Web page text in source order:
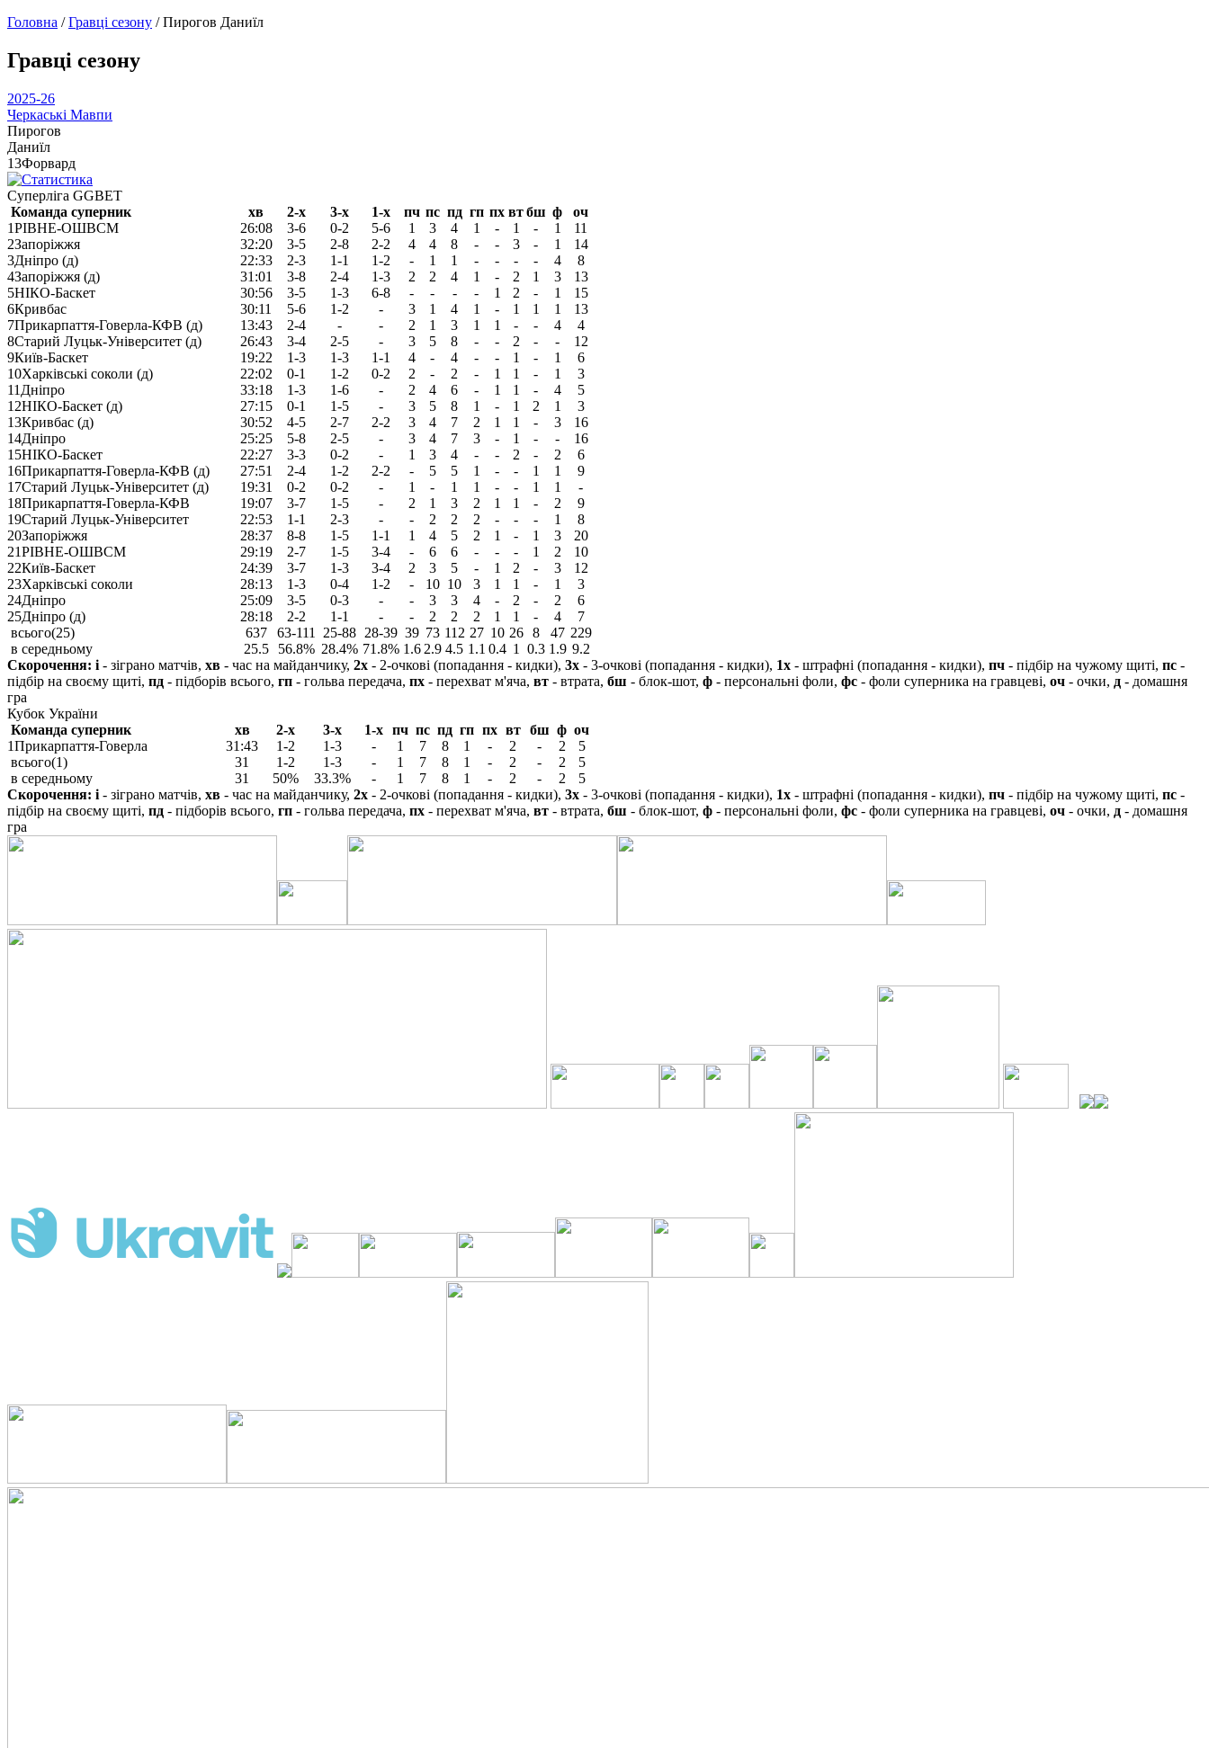
Головна /Гравці сезону /Пирогов Даниїл
Гравці сезону
2025-26
Черкаські Мавпи
Пирогов
Даниїл
13Форвард
Cуперліга GGBET
Команда суперник
хв 2-х 3-х 1-х пч пс пд гп пх втбш ф
оч
1РІВНЕ-ОШВСМ 26:08 3-6 0-2 5-6 1 3 4 1 - 1 - 1
11
2Запоріжжя 32:20 3-5 2-8 2-2 4 4 8 - - 3 - 1
14
3Дніпро (д) 22:33 2-3 1-1 1-2 - 1 1 - - - - 4
8
4Запоріжжя (д) 31:01 3-8 2-4 1-3 2 2 4 1 - 2 1 3
13
5НІКО-Баскет 30:56 3-5 1-3 6-8 - - - - 1 2 - 1
15
6Кривбас 30:11 5-6 1-2 - 3 1 4 1 - 1 1 1
13
7Прикарпаття-Говерла-КФВ (д) 13:43 2-4 - - 2 1 3 1 1 - - 4
4
8Старий Луцьк-Університет (д) 26:43 3-4 2-5 - 3 5 8 - - 2 - -
12
9Київ-Баскет 19:22 1-3 1-3 1-1 4 - 4 - - 1 - 1
6
10Харківські соколи (д) 22:02 0-1 1-2 0-2 2 - 2 - 1 1 - 1
3
11 Дніпро 33:18 1-3 1-6 - 2 4 6 - 1 1 - 4
5
12НІКО-Баскет (д) 27:15 0-1 1-5 - 3 5 8 1 - 1 2 1
3
13Кривбас (д) 30:52 4-5 2-7 2-2 3 4 7 2 1 1 - 3
16
14Дніпро 25:25 5-8 2-5 - 3 4 7 3 - 1 - -
16
15НІКО-Баскет 22:27 3-3 0-2 - 1 3 4 - - 2 - 2
6
16Прикарпаття-Говерла-КФВ (д) 27:51 2-4 1-2 2-2 - 5 5 1 - - 1 1
9
17Старий Луцьк-Університет (д) 19:31 0-2 0-2 - 1 - 1 1 - - 1 1
-
18Прикарпаття-Говерла-КФВ 19:07 3-7 1-5 - 2 1 3 2 1 1 - 2
9
19Старий Луцьк-Університет 22:53 1-1 2-3 - - 2 2 2 - - - 1
8
20Запоріжжя 28:37 8-8 1-5 1-1 1 4 5 2 1 - 1 3
20
21РІВНЕ-ОШВСМ 29:19 2-7 1-5 3-4 - 6 6 - - - 1 2
10
22Київ-Баскет 24:39 3-7 1-3 3-4 2 3 5 - 1 2 - 3
12
23Харківські соколи 28:13 1-3 0-4 1-2 - 10 10 3 1 1 - 1
3
24Дніпро 25:09 3-5 0-3 - - 3 3 4 - 2 - 2
6
25Дніпро (д) 28:18 2-2 1-1 - - 2 2 2 1 1 - 4
7
всього(25)
637 63-111 25-88 28-39 39 73 112 27 10 26 8 47 229
в середньому
25.5 56.8% 28.4% 71.8% 1.6 2.9 4.5 1.1 0.4 1 0.3 1.9 9.2
Скорочення: і - зіграно матчів, хв - час на майданчику, 2х - 2-очкові (попадання - кидки), 3х - 3-очкові (попадання - кидки), 1х - штрафні (попадання - кидки), пч - підбір на чужому щиті, пс -
підбір на своєму щиті, пд - підборів всього, гп - гольва передача, пх - перехват м'яча, вт - втрата, бш - блок-шот, ф - персональні фоли, фс - фоли суперника на гравцеві, оч - очки, д - домашня
гра
Кубок України
Команда суперник
хв 2-х 3-х 1-х пч пс пд гп пх вт бш ф оч
1Прикарпаття-Говерла 31:43 1-2 1-3 - 1 7 8 1 - 2 - 2
5
всього(1)
31 1-2 1-3 - 1 7 8 1 - 2 - 2
5
в середньому
31 50% 33.3% - 1 7 8 1 - 2 - 2
5
Скорочення: і - зіграно матчів, хв - час на майданчику, 2х - 2-очкові (попадання - кидки), 3х - 3-очкові (попадання - кидки), 1х - штрафні (попадання - кидки), пч - підбір на чужому щиті, пс -
підбір на своєму щиті, пд - підборів всього, гп - гольва передача, пх - перехват м'яча, вт - втрата, бш - блок-шот, ф - персональні фоли, фс - фоли суперника на гравцеві, оч - очки, д - домашня
гра